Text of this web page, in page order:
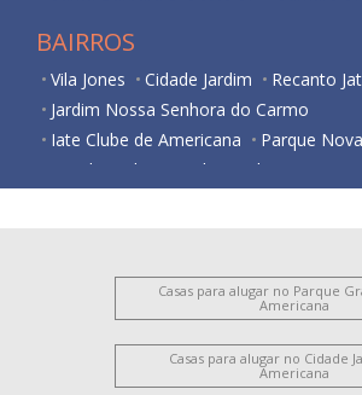
BAIRROS
Vila Jones Cidade Jardim
Recanto
Jardim Nossa Senhora do Carmo
Iate Clube de Americana
Parque
Residencial Horto Florestal Jacyra I
Jardim São Domingos
Nova
Jardim Bertoni
Iate Clube de
Chácara Rodrigues
Parque Gramado
Antônio Zanaga Ii
Vila Cordenonsi
Casas para alugar no Parque
Americana
Casas para alugar no Cidade
Americana